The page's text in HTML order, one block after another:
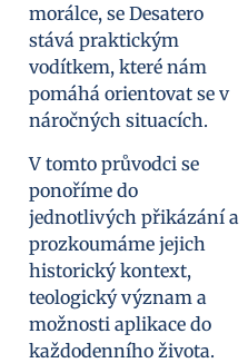
morálce, se Desatero
stává praktickým
vodítkem, které nám
pomáhá orientovat se v
náročných situacích.
V tomto průvodci se
ponoříme do
jednotlivých přikázání a
prozkoumáme jejich
historický kontext,
teologický význam a
možnosti aplikace do
každodenního života.